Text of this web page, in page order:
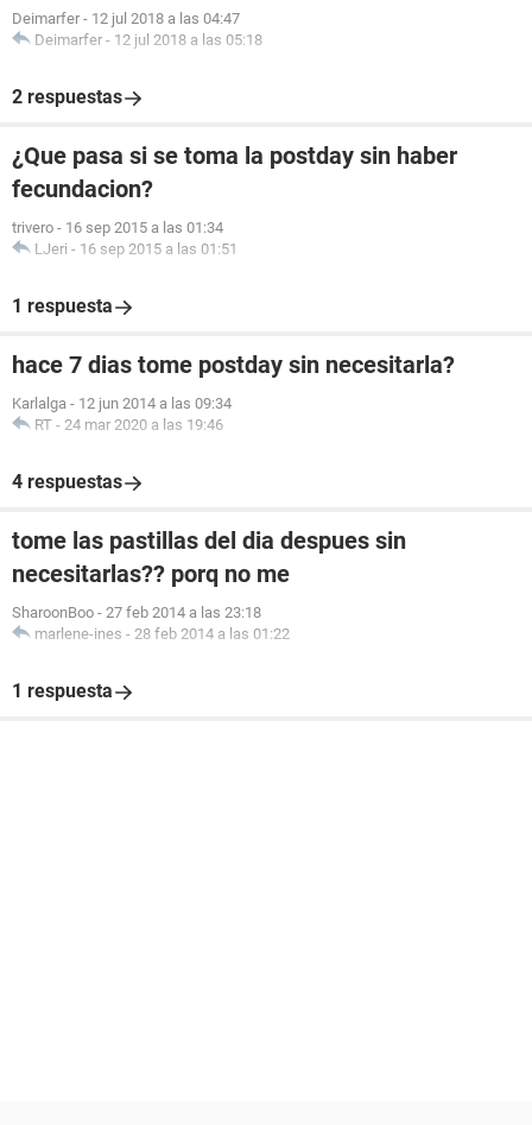
Deimarfer - 12 jul 2018 a las 04:47
Deimarfer - 12 jul 2018 a las 05:18
2 respuestas
¿Que pasa si se toma la postday sin haber
fecundacion?
trivero - 16 sep 2015 a las 01:34
LJeri - 16 sep 2015 a las 01:51
1 respuesta
hace 7 dias tome postday sin necesitarla?
Karlalga - 12 jun 2014 a las 09:34
RT - 24 mar 2020 a las 19:46
4 respuestas
tome las pastillas del dia despues sin
necesitarlas?? porq no me
SharoonBoo - 27 feb 2014 a las 23:18
marlene-ines - 28 feb 2014 a las 01:22
1 respuesta